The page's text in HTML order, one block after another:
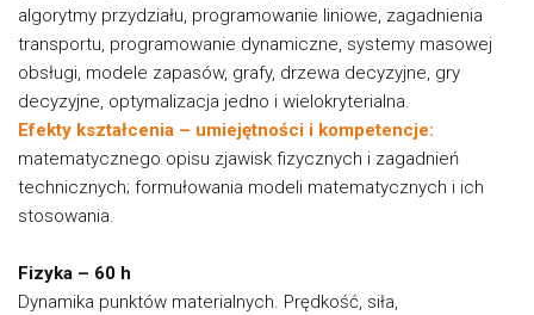
algorytmy przydziału, programowanie liniowe, zagadnienia
transportu, programowanie dynamiczne, systemy masowej
obsługi, modele zapasów, grafy, drzewa decyzyjne, gry
decyzyjne, optymalizacja jedno i wielokryterialna.
Efekty kształcenia – umiejętności i kompetencje:
matematycznego opisu zjawisk fizycznych i zagadnień
technicznych; formułowania modeli matematycznych i ich
stosowania.
Fizyka – 60 h
Dynamika punktów materialnych. Prędkość, siła,